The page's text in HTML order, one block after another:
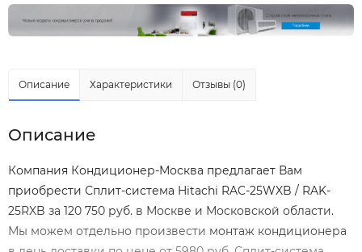
Описание Характеристики Отзывы (0)
Описание
Компания Кондиционер-Москва предлагает Вам
приобрести Сплит-система Hitachi RAC-25WXB / RAK-
25RXB за 120 750 руб. в Москве и Московской области.
Мы можем отдельно произвести монтаж кондиционера